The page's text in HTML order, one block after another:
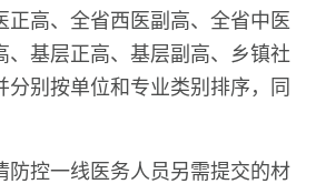
正高、全省西医副高、全省中医
、基层正高、基层副高、乡镇社
分别按单位和专业类别排序，同
防控一线医务人员另需提交的材